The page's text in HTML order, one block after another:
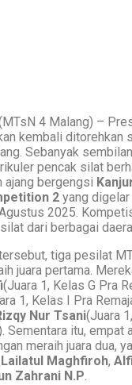
4 Malang) –
kembali ditorehkan
Sebanyak
pencak silat
ajang bergengsi
2 yang digelar
2025.
dari berbagai
tiga pesilat
juara pertama.
(Juara 1, Kelas G Pra
1, Kelas I Pra
Nur Tsani(Juara
Sementara itu, empat
meraih juara dua,
Lailatul Maghfiroh,
Zahrani N.P.